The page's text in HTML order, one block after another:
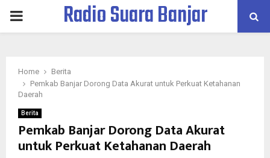
PRIMARYRadio Suara Banjar
Home
Berita
Pemkab Banjar Dorong Data Akurat untuk Perkuat Ketahanan
Daerah
Berita
Pemkab Banjar Dorong Data Akurat
untuk Perkuat Ketahanan Daerah